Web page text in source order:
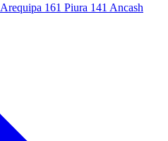
Arequipa 161 Piura 141 Ancash